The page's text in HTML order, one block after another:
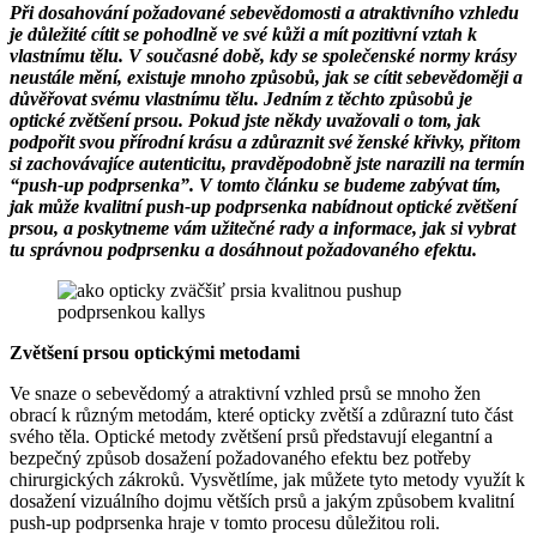
Při dosahování požadované sebevědomosti a atraktivního vzhledu
je důležité cítit se pohodlně ve své kůži a mít pozitivní vztah k
vlastnímu tělu. V současné době, kdy se společenské normy krásy
neustále mění, existuje mnoho způsobů, jak se cítit sebevědoměji a
důvěřovat svému vlastnímu tělu. Jedním z těchto způsobů je
optické zvětšení prsou. Pokud jste někdy uvažovali o tom, jak
podpořit svou přírodní krásu a zdůraznit své ženské křivky, přitom
si zachovávajíce autenticitu, pravděpodobně jste narazili na termín
“push-up podprsenka”. V tomto článku se budeme zabývat tím,
jak může kvalitní push-up podprsenka nabídnout optické zvětšení
prsou, a poskytneme vám užitečné rady a informace, jak si vybrat
tu správnou podprsenku a dosáhnout požadovaného efektu.
Zvětšení prsou optickými metodami
Ve snaze o sebevědomý a atraktivní vzhled prsů se mnoho žen
obrací k různým metodám, které opticky zvětší a zdůrazní tuto část
svého těla. Optické metody zvětšení prsů představují elegantní a
bezpečný způsob dosažení požadovaného efektu bez potřeby
chirurgických zákroků. Vysvětlíme, jak můžete tyto metody využít k
dosažení vizuálního dojmu větších prsů a jakým způsobem kvalitní
push-up podprsenka hraje v tomto procesu důležitou roli.